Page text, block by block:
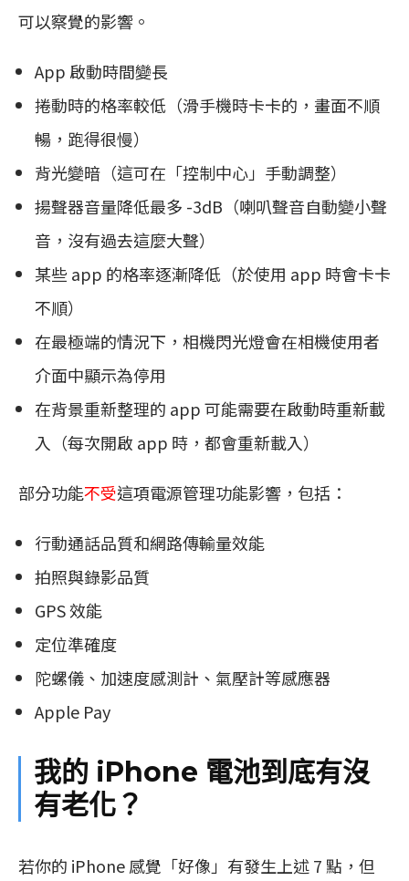
可以察覺的影響。
App 啟動時間變長
捲動時的格率較低（滑手機時卡卡的，畫面不順
暢，跑得很慢）
背光變暗（這可在「控制中心」手動調整）
揚聲器音量降低最多 -3dB（喇叭聲音自動變小聲
音，沒有過去這麼大聲）
某些 app 的格率逐漸降低（於使用 app 時會卡卡
不順）
在最極端的情況下，相機閃光燈會在相機使用者
介面中顯示為停用
在背景重新整理的 app 可能需要在啟動時重新載
入（每次開啟 app 時，都會重新載入）
部分功能不受這項電源管理功能影響，包括：
行動通話品質和網路傳輸量效能
拍照與錄影品質
GPS 效能
定位準確度
陀螺儀、加速度感測計、氣壓計等感應器
Apple Pay
我的 iPhone 電池到底有沒
有老化？
若你的 iPhone 感覺「好像」有發生上述 7 點，但